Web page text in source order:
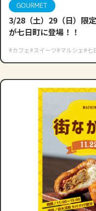
GOURMET
3/28（土）29（日）限
が七日町に登場！！
#カフェ#スイーツ#マルシェ#七